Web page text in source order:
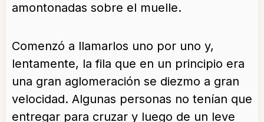
amontonadas sobre el muelle.
Comenzó a llamarlos uno por uno y,
lentamente, la fila que en un principio era
una gran aglomeración se diezmo a gran
velocidad. Algunas personas no tenían que
entregar para cruzar y luego de un leve